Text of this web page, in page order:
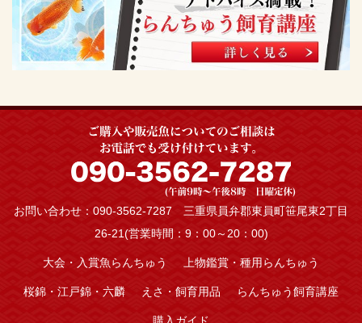
お問い合わせ：090-3562-7287 三重県員弁郡東員町笹尾東2丁目
26-21(営業時間：9：00～20：00)
大会・入賞魚らんちゅう 上物鑑賞・種用らんちゅう
桜錦・江戸錦・六麟 えさ・飼育用品 らんちゅう飼育講座